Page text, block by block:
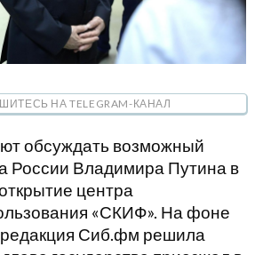
НА TELEGRAM-КАНАЛ
обсуждать возможный
России Владимира Путина в
центра
«СКИФ». На фоне
редакция Сиб.фм решила